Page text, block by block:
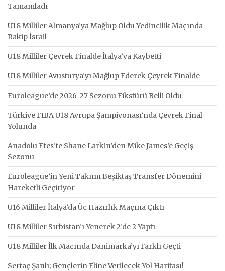
Tamamladı
U18 Milliler Almanya’ya Mağlup Oldu Yedincilik Maçında
Rakip İsrail
U18 Milliler Çeyrek Finalde İtalya’ya Kaybetti
U18 Milliler Avusturya’yı Mağlup Ederek Çeyrek Finalde
Euroleague’de 2026-27 Sezonu Fikstürü Belli Oldu
Türkiye FIBA U18 Avrupa Şampiyonası’nda Çeyrek Final
Yolunda
Anadolu Efes’te Shane Larkin’den Mike James’e Geçiş
Sezonu
Euroleague’in Yeni Takımı Beşiktaş Transfer Dönemini
Hareketli Geçiriyor
U16 Milliler İtalya’da Üç Hazırlık Maçına Çıktı
U18 Milliler Sırbistan’ı Yenerek 2’de 2 Yaptı
U18 Milliler İlk Maçında Danimarka’yı Farklı Geçti
Sertaç Şanlı; Gençlerin Eline Verilecek Yol Haritası!